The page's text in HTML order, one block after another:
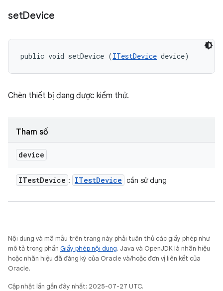
setDevice
public void setDevice (ITestDevice device)
Chèn thiết bị đang được kiểm thử.
Tham số
device
ITestDevice : ITestDevice cần sử dụng
Nội dung và mã mẫu trên trang này phải tuân thủ các giấy phép như
mô tả trong phần Giấy phép nội dung. Java và OpenJDK là nhãn hiệu
hoặc nhãn hiệu đã đăng ký của Oracle và/hoặc đơn vị liên kết của
Oracle.
Cập nhật lần gần đây nhất: 2025-07-27 UTC.